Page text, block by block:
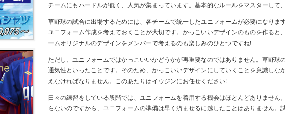
チームにもハードルが低く、人気が集まっています。基本的なルールをマスターして
草野球の試合に出場するためには、各チームで統一したユニフォームが必要になりま
ユニフォーム作成を考えておくことが大切です。かっこいいデザインのものを作ると
ームオリジナルのデザインをメンバーで考えるのも楽しみのひとつですね!
ただし、ユニフォームではかっこいいかどうかが再重要なのではありません。草野球
通気性といったことです。そのため、かっこいいデザインにしていくことを意識しな
えなければなりません。このあたりはイウジンにお任せください!
日々の練習をしている段階では、ユニフォームを着用する機会はほとんどありませ
らないのですから、ユニフォームの準備は早く済ませるに越したことはありません